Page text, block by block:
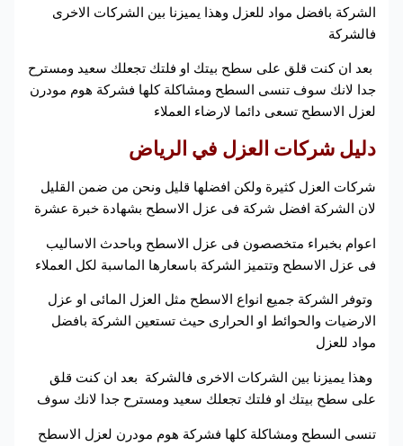
الشركة بافضل مواد للعزل وهذا يميزنا بين الشركات الاخرى
فالشركة
بعد ان كنت قلق على سطح بيتك او فلتك تجعلك سعيد ومسترح
جدا لانك سوف تنسى السطح ومشاكلة كلها فشركة هوم مودرن
لعزل الاسطح تسعى دائما لارضاء العملاء
دليل شركات العزل في الرياض
شركات العزل كثيرة ولكن افضلها قليل ونحن من ضمن القليل
لان الشركة افضل شركة فى عزل الاسطح بشهادة خبرة عشرة
اعوام بخبراء متخصصون فى عزل الاسطح وباحدث الاساليب
فى عزل الاسطح وتتميز الشركة باسعارها الماسبة لكل العملاء
وتوفر الشركة جميع انواع الاسطح مثل العزل المائى او عزل
الارضيات والحوائط او الحرارى حيث تستعين الشركة بافضل
مواد للعزل
وهذا يميزنا بين الشركات الاخرى فالشركة بعد ان كنت قلق
على سطح بيتك او فلتك تجعلك سعيد ومسترح جدا لانك سوف
تنسى السطح ومشاكلة كلها فشركة هوم مودرن لعزل الاسطح